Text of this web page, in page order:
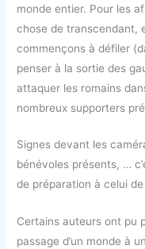
monde entier. Pour les
chose de transcendant,
commençons à défiler
penser à la sortie des
attaquer les romains
nombreux supporters
Signes devant les
bénévoles présents, …
de préparation à celui
Certains auteurs ont pu
passage d’un monde à